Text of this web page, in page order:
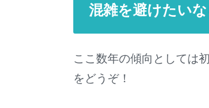
混雑を避けたい
ここ数年の傾向としては
をどうぞ！